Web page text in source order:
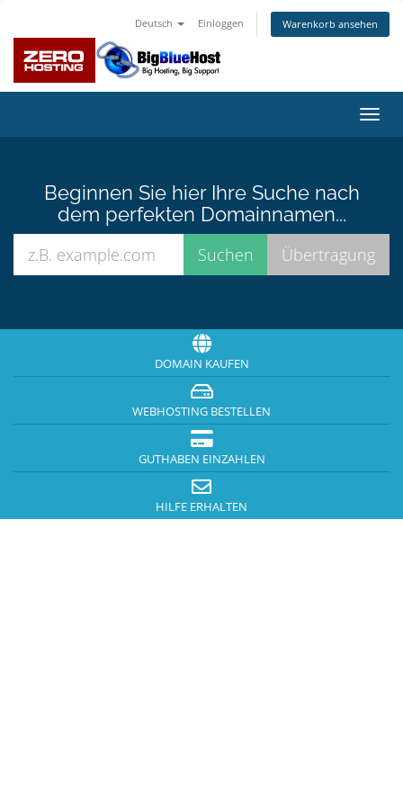
Deutsch Einloggen Warenkorb ansehen
ein-/
Beginnen Sie hier Ihre Suche nach
dem perfekten Domainnamen...
DOMAIN KAUFEN
WEBHOSTING BESTELLEN
GUTHABEN EINZAHLEN
HILFE ERHALTEN